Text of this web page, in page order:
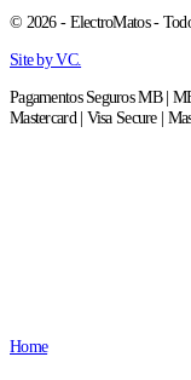
© 2026 - ElectroMatos -
Site by VC.
Pagamentos Seguros MB |
Mastercard | Visa Secure |
Home